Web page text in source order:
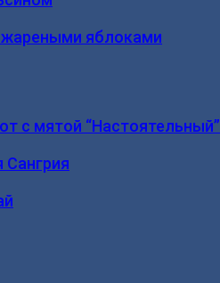
яблоками
с мятой “Настоятельный”
Сангрия